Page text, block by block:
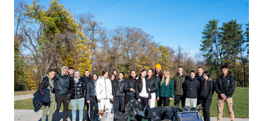
Обавештења
Обавештења
за
родитеље
Критеријуми
оцењивања
Упис
Документа
Јавне
набавке
Контакт